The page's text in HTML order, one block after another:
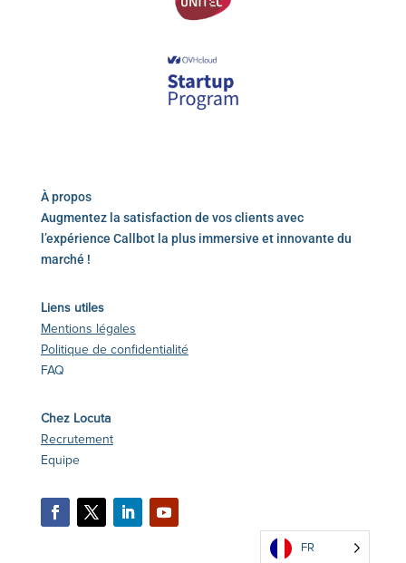
À propos
Augmentez la satisfaction de vos clients avec
l’expérience Callbot la plus immersive et innovante du
marché !
Liens utiles
Mentions légales
Politique de confidentialité
FAQ
Chez Locuta
Recrutement
Equipe
FR